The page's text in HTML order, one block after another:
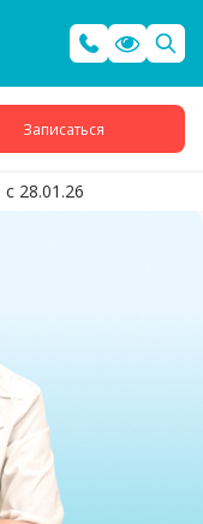
Записаться
28.01.26